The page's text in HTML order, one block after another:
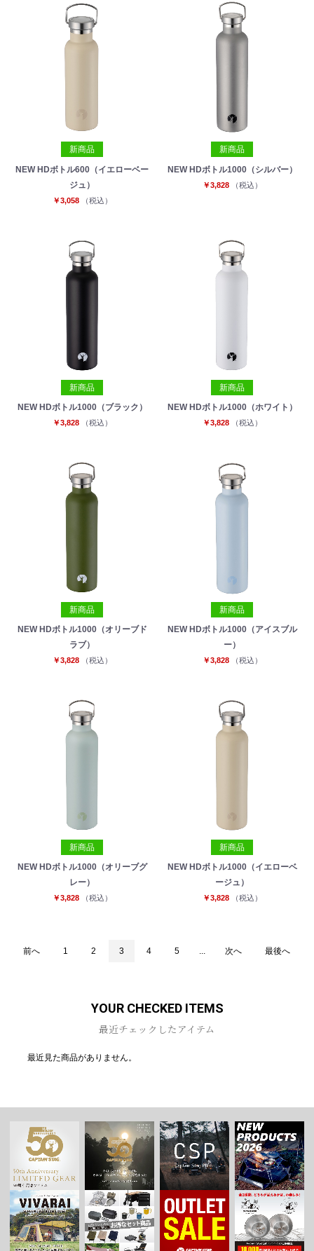
新商品
NEW HDボトル600（イエローベー
ジュ）
￥3,058 （税込）
新商品
NEW HDボトル1000（シルバー）
￥3,828 （税込）
新商品
NEW HDボトル1000（ブラック）
￥3,828 （税込）
新商品
NEW HDボトル1000（ホワイト）
￥3,828 （税込）
新商品
NEW HDボトル1000（オリーブド
ラブ）
￥3,828 （税込）
新商品
NEW HDボトル1000（アイスブル
ー）
￥3,828 （税込）
新商品
NEW HDボトル1000（オリーブグ
レー）
￥3,828 （税込）
新商品
NEW HDボトル1000（イエローベ
ージュ）
￥3,828 （税込）
お買い物を続ける
前へ 1 2 3 4 5 次へ 最後へ
YOUR CHECKED ITEMS
最近チェックしたアイテム
最近見た商品がありません。